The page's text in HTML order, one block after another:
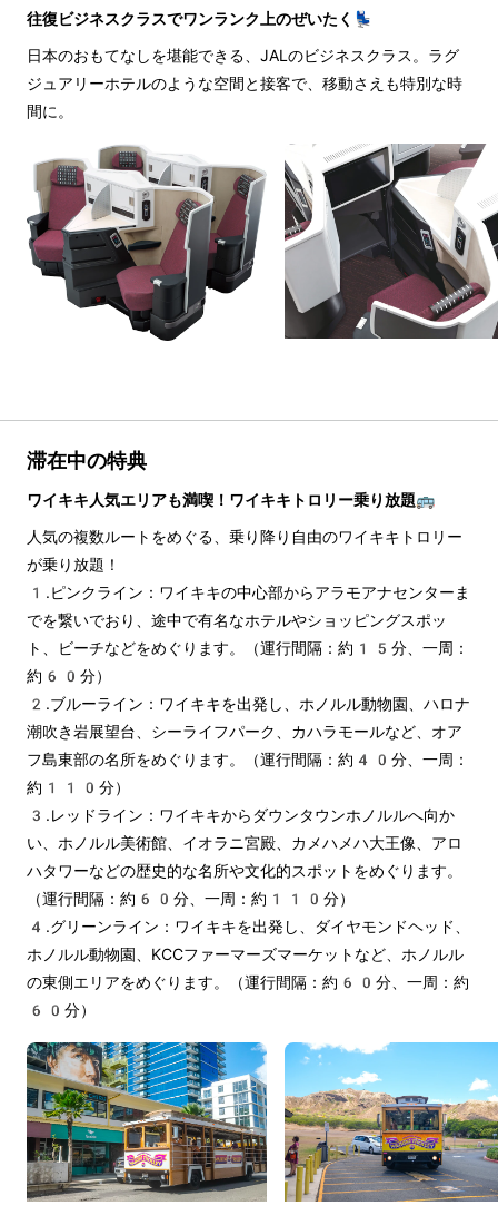
往復ビジネスクラスでワンランク上のぜいたく💺
日本のおもてなしを堪能できる、JALのビジネスクラス。ラグ
ジュアリーホテルのような空間と接客で、移動さえも特別な時
間に。
滞在中の特典
ワイキキ人気エリアも満喫！ワイキキトロリー乗り放題🚌
人気の複数ルートをめぐる、乗り降り自由のワイキキトロリー
が乗り放題！
1.ピンクライン：ワイキキの中心部からアラモアナセンターま
でを繋いでおり、途中で有名なホテルやショッピングスポッ
ト、ビーチなどをめぐります。（運行間隔：約15分、一周：
約60分）
2.ブルーライン：ワイキキを出発し、ホノルル動物園、ハロナ
潮吹き岩展望台、シーライフパーク、カハラモールなど、オア
フ島東部の名所をめぐります。（運行間隔：約40分、一周：
約110分）
3.レッドライン：ワイキキからダウンタウンホノルルへ向か
い、ホノルル美術館、イオラニ宮殿、カメハメハ大王像、アロ
ハタワーなどの歴史的な名所や文化的スポットをめぐります。
（運行間隔：約60分、一周：約110分）
4.グリーンライン：ワイキキを出発し、ダイヤモンドヘッド、
ホノルル動物園、KCCファーマーズマーケットなど、ホノルル
の東側エリアをめぐります。（運行間隔：約60分、一周：約
60分）